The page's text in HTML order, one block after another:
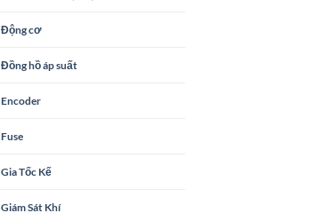
Động cơ
Đồng hồ áp suất
Encoder
Fuse
Gia Tốc Kế
Giám Sát Khí